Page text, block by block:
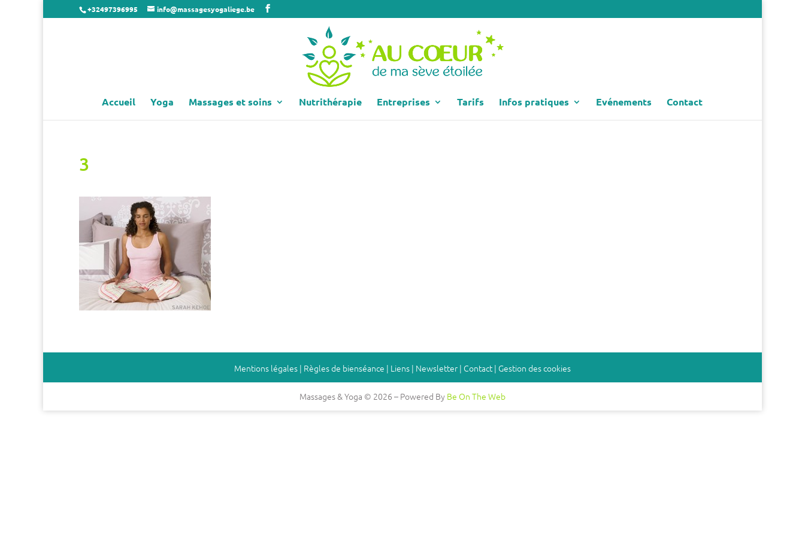
+32497396995 info@massagesyogaliege.be
Accueil Yoga Massages et soins Nutrithérapie Entreprises Tarifs Infos pratiques Evénements Contact
3
Mentions légales | Règles de bienséance | Liens | Newsletter | Contact| Gestion des cookies
Massages & Yoga © 2026 – Powered By Be On The Web